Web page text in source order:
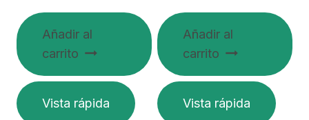
Añadir al
carrito
Vista rápida
Añadir al
carrito
Vista rápida